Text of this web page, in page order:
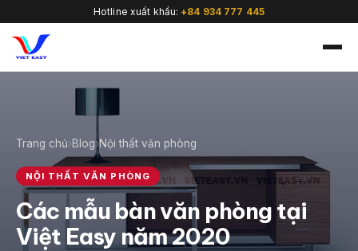
Hotline xuất khẩu:+84 934 777 445
Trang chủ›Blog›Nội thất văn phòng
NỘI THẤT VĂN PHÒNG
Các mẫu bàn văn phòng tại
Việt Easy năm 2020